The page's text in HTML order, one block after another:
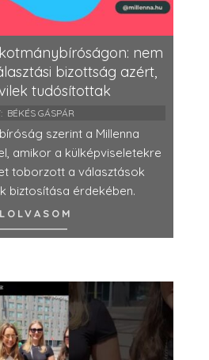
nem
bizottság azért,
tudósítottak
BÉKÉS GÁSPÁR
szerint a Millenna
amikor a külképviseletekre
toborzott a választások
biztosítása érdekében.